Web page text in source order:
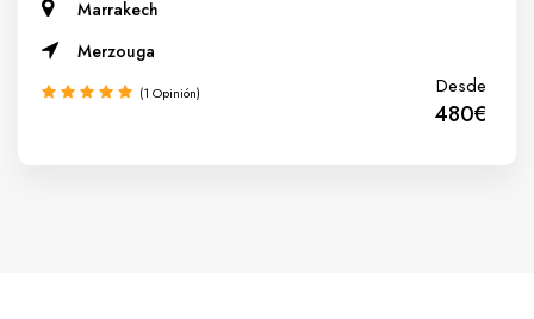
Desde
480€
Marrakech
Merzouga
(1 Opinión)